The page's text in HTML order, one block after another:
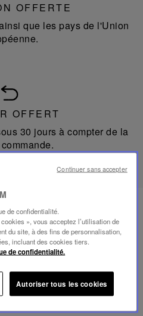
OFFERTE
que les pays de l'Union
OFFERT
30 jours à compter de la
à votre disposition du lundi
de confidentialité.
», vous acceptez l’utilisation de
du site, à des fins de personnalisation,
incluant des cookies tiers.
de confidentialité.
Autoriser tous les cookies
Continuer sans accepter